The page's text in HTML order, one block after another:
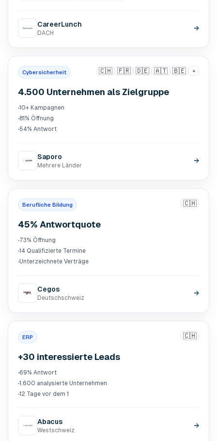
CareerLunch
DACH
→
Cybersicherheit 🇨🇭 🇫🇷 🇩🇪 🇦🇹 🇧🇪 +
4.500 Unternehmen als Zielgruppe
·10+ Kampagnen
·81% Öffnung
·54% Antwort
Saporo
Mehrere Länder
→
Berufliche Bildung 🇨🇭
45% Antwortquote
·73% Öffnung
·14 Qualifizierte Termine
·Unterzeichnete Verträge
Cegos
Deutschschweiz
→
ERP 🇨🇭
+30 interessierte Leads
·69% Antwort
·1.600 analysierte Unternehmen
·12 Tage vor dem 1
Abacus
Westschweiz
→